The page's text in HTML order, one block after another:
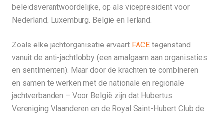
beleidsverantwoordelijke, op als vicepresident voor
Nederland, Luxemburg, België en Ierland.
Zoals elke jachtorganisatie ervaart FACEtegenstand
vanuit de anti-jachtlobby (een amalgaam aan organisaties
en sentimenten). Maar door de krachten te combineren
en samen te werken met de nationale en regionale
jachtverbanden – Voor België zijn dat Hubertus
Vereniging Vlaanderen en de Royal Saint-Hubert Club de